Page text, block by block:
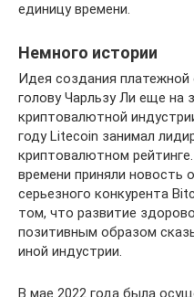
единицу времени.
Немного истории
Идея создания
голову Чарльзу Ли еще на
криптовалютной
году Litecoin занимал
криптовалютном
времени приняли новость
серьезного конкурента
том, что развитие
позитивным образом
иной индустрии.
В мае 2022 года была